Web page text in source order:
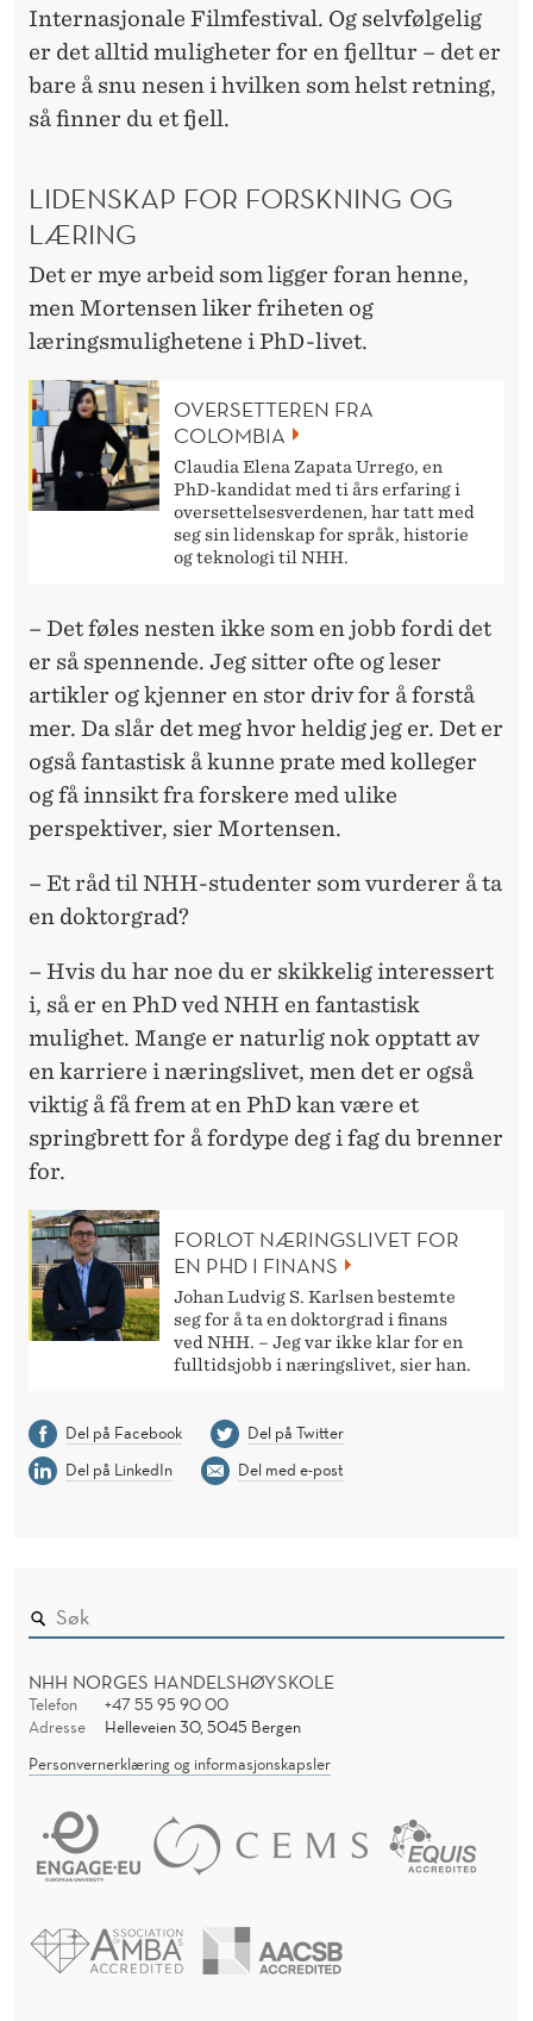
Internasjonale Filmfestival. Og selvfølgelig
er det alltid muligheter for en fjelltur – det er
bare å snu nesen i hvilken som helst retning,
så finner du et fjell.
LIDENSKAP FOR FORSKNING OG
LÆRING
Det er mye arbeid som ligger foran henne,
men Mortensen liker friheten og
læringsmulighetene i PhD-livet.
OVERSETTEREN FRA
COLOMBIA
Claudia Elena Zapata Urrego, en
PhD-kandidat med ti års erfaring i
oversettelsesverdenen, har tatt med
seg sin lidenskap for språk, historie
og teknologi til NHH.
– Det føles nesten ikke som en jobb fordi det
er så spennende. Jeg sitter ofte og leser
artikler og kjenner en stor driv for å forstå
mer. Da slår det meg hvor heldig jeg er. Det er
også fantastisk å kunne prate med kolleger
og få innsikt fra forskere med ulike
perspektiver, sier Mortensen.
– Et råd til NHH-studenter som vurderer å ta
en doktorgrad?
– Hvis du har noe du er skikkelig interessert
i, så er en PhD ved NHH en fantastisk
mulighet. Mange er naturlig nok opptatt av
en karriere i næringslivet, men det er også
viktig å få frem at en PhD kan være et
springbrett for å fordype deg i fag du brenner
for.
FORLOT NÆRINGSLIVET FOR
EN PHD I FINANS
Johan Ludvig S. Karlsen bestemte
seg for å ta en doktorgrad i finans
ved NHH. – Jeg var ikke klar for en
fulltidsjobb i næringslivet, sier han.
Del på Facebook
Del på Twitter
Del på LinkedIn
Del med e-post
NHH NORGES HANDELSHØYSKOLE
Telefon
+47 55 95 90 00
Adresse
Helleveien 30, 5045 Bergen
Personvernerklæring og informasjonskapsler